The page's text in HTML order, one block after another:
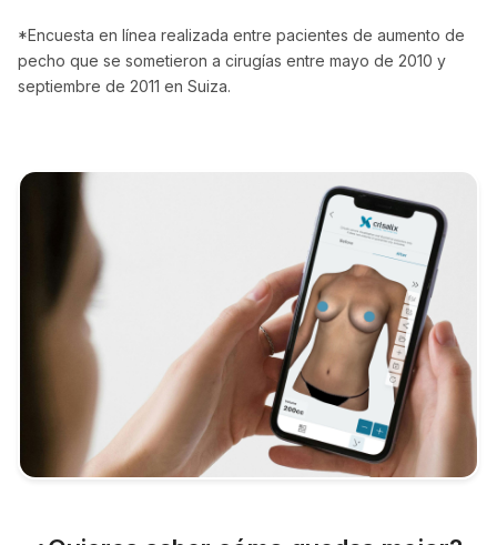
*Encuesta en línea realizada entre pacientes de aumento de
pecho que se sometieron a cirugías entre mayo de 2010 y
septiembre de 2011 en Suiza.